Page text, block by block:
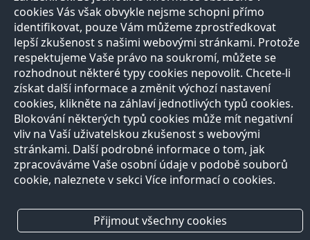
cookies Vás však obvykle nejsme schopni přímo
identifikovat, pouze Vám můžeme zprostředkovat
lepší zkušenost s našimi webovými stránkami. Protože
respektujeme Vaše právo na soukromí, můžete se
rozhodnout některé typy cookies nepovolit. Chcete-li
získat další informace a změnit výchozí nastavení
cookies, klikněte na záhlaví jednotlivých typů cookies.
Blokování některých typů cookies může mít negativní
vliv na Vaší uživatelskou zkušenost s webovými
stránkami. Další podrobné informace o tom, jak
zpracováváme Vaše osobní údaje v podobě souborů
cookie, naleznete v sekci Více informací o cookies.
Přijmout všechny cookies